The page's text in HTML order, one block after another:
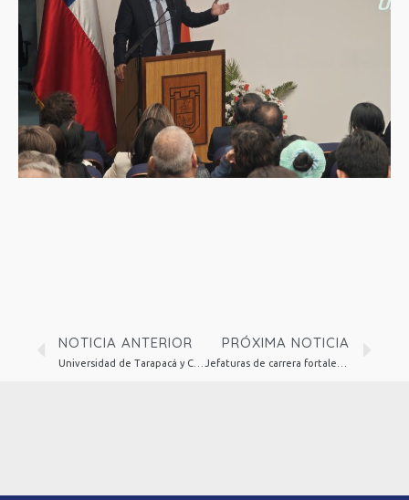
NOTICIA ANTERIOR PRÓXIMA NOTICIA